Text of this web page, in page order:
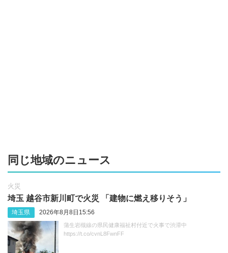
同じ地域のニュース
火災
埼玉 越谷市新川町で火災 「建物に燃え移りそう」
埼玉県 2026年8月8日15:56
蒲生岩槻線の県民健康福祉村付近で火事で渋滞中
https://t.co/cvnL8FwnFF